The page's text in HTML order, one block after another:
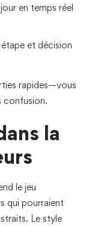
en temps réel
et décision
rapides—vous
confusion.
la
le jeu
qui pourraient
Le style